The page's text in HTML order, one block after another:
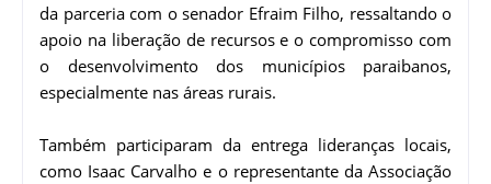
da parceria com o senador Efraim Filho, ressaltando o
apoio na liberação de recursos e o compromisso com
o desenvolvimento dos municípios paraibanos,
especialmente nas áreas rurais.
Também participaram da entrega lideranças locais,
como Isaac Carvalho e o representante da Associação